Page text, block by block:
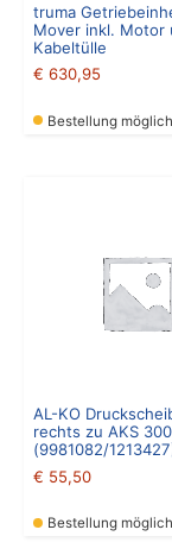
truma
Mover inkl. Motor
Kabeltülle
€ 630,95
Bestellung
AL-KO
rechts zu AKS
(9981082/
€ 55,50
Bestellung